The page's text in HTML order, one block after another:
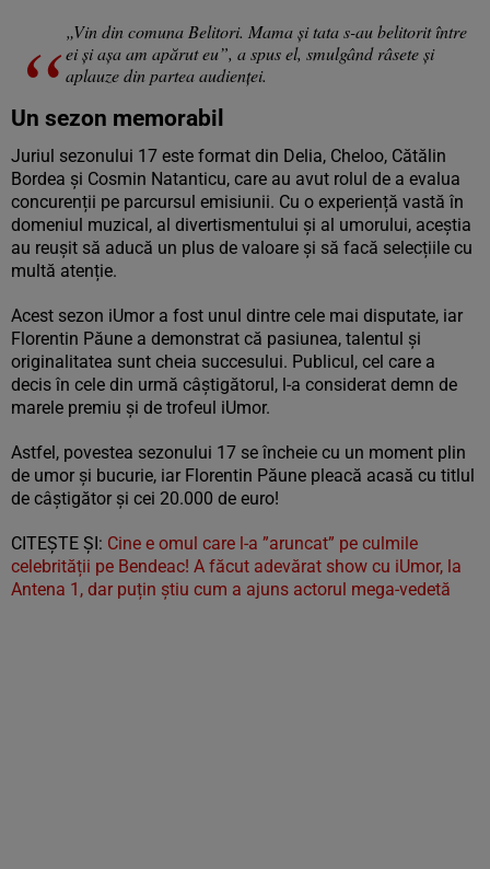
„Vin din comuna Belitori. Mama și tata s-au belitorit între
ei și așa am apărut eu”, a spus el, smulgând râsete și
aplauze din partea audienței.
Un sezon memorabil
Juriul sezonului 17 este format din Delia, Cheloo, Cătălin
Bordea și Cosmin Natanticu, care au avut rolul de a evalua
concurenții pe parcursul emisiunii. Cu o experiență vastă în
domeniul muzical, al divertismentului și al umorului, aceștia
au reușit să aducă un plus de valoare și să facă selecțiile cu
multă atenție.
Acest sezon iUmor a fost unul dintre cele mai disputate, iar
Florentin Păune a demonstrat că pasiunea, talentul și
originalitatea sunt cheia succesului. Publicul, cel care a
decis în cele din urmă câștigătorul, l-a considerat demn de
marele premiu și de trofeul iUmor.
Astfel, povestea sezonului 17 se încheie cu un moment plin
de umor și bucurie, iar Florentin Păune pleacă acasă cu titlul
de câștigător și cei 20.000 de euro!
CITEȘTE ȘI: Cine e omul care l-a ”aruncat” pe culmile
celebrității pe Bendeac! A făcut adevărat show cu iUmor, la
Antena 1, dar puțin știu cum a ajuns actorul mega-vedetă